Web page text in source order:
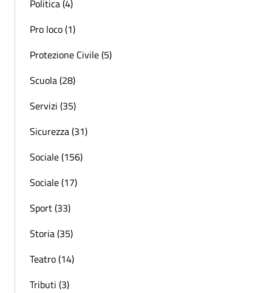
Politica (4)
Pro loco (1)
Protezione Civile (5)
Scuola (28)
Servizi (35)
Sicurezza (31)
Sociale (156)
Sociale (17)
Sport (33)
Storia (35)
Teatro (14)
Tributi (3)